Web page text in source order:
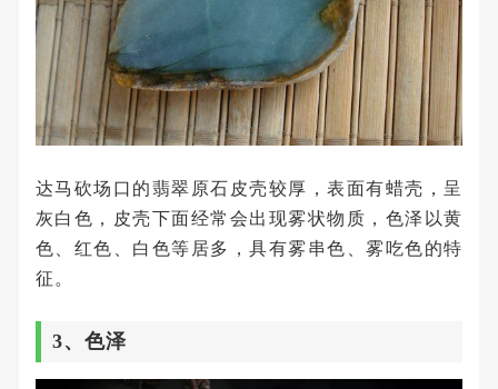
达马砍场口的翡翠原石皮壳较厚，表面有蜡壳，呈
灰白色，皮壳下面经常会出现雾状物质，色泽以黄
色、红色、白色等居多，具有雾串色、雾吃色的特
征。
3、色泽